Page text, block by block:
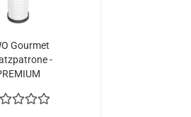
Gourmet
-